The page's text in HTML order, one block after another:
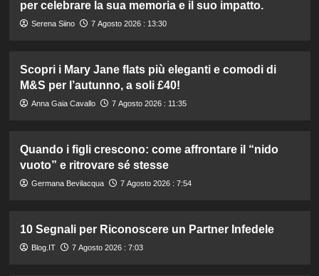
per celebrare la sua memoria e il suo impatto.
Serena Siino 7 Agosto 2026 : 13:30
Scopri i Mary Jane flats più eleganti e comodi di
M&S per l’autunno, a soli £40!
Anna Gaia Cavallo 7 Agosto 2026 : 11:35
Quando i figli crescono: come affrontare il “nido
vuoto” e ritrovare sé stesse
Germana Bevilacqua 7 Agosto 2026 : 7:54
10 Segnali per Riconoscere un Partner Infedele
Blog.IT 7 Agosto 2026 : 7:03